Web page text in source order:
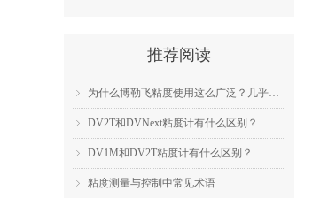
ꁇ 为什么博勒飞粘度使用这么广泛？几乎成为了行业标准？
ꁇ DV2T和DVNext粘度计有什么区别？
ꁇ DV1M和DV2T粘度计有什么区别？
ꁇ 粘度测量与控制中常见术语
推荐阅读